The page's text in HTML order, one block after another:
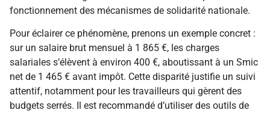
fonctionnement des mécanismes de solidarité nationale.
Pour éclairer ce phénomène, prenons un exemple concret :
sur un salaire brut mensuel à 1 865 €, les charges
salariales s’élèvent à environ 400 €, aboutissant à un Smic
net de 1 465 € avant impôt. Cette disparité justifie un suivi
attentif, notamment pour les travailleurs qui gèrent des
budgets serrés. Il est recommandé d’utiliser des outils de